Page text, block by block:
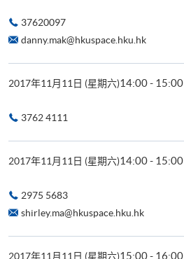
37620097
danny.mak@hkuspace.hku.hk
2017年11月11日 (星期六)14:00 - 15:00
3762 4111
2017年11月11日 (星期六)14:00 - 15:00
2975 5683
shirley.ma@hkuspace.hku.hk
2017年11月11日 (星期六)15:00 - 16:00